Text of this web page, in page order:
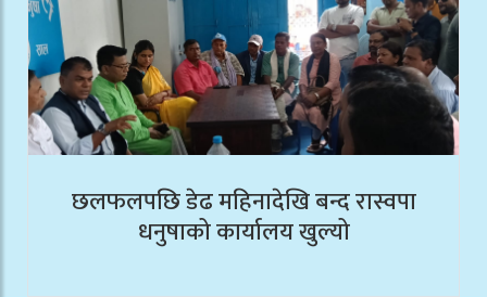
छलफलपछि डेढ महिनादेखि बन्द रास्वपा
धनुषाको कार्यालय खुल्यो